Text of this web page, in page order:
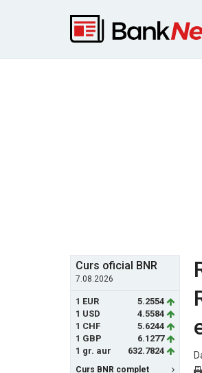
Curs oficial BNR
7.08.2026
1 EUR
5.2554
1 USD
4.5584
1 CHF
5.6244
1 GBP
6.1277
1 gr. aur
632.7824
Curs BNR complet